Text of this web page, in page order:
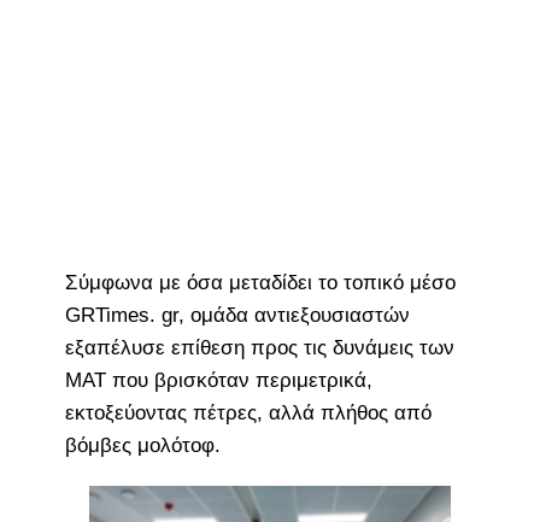
Σύμφωνα με όσα μεταδίδει το τοπικό μέσο
GRTimes. gr, ομάδα αντιεξουσιαστών
εξαπέλυσε επίθεση προς τις δυνάμεις των
ΜΑΤ που βρισκόταν περιμετρικά,
εκτοξεύοντας πέτρες, αλλά πλήθος από
βόμβες μολότοφ.